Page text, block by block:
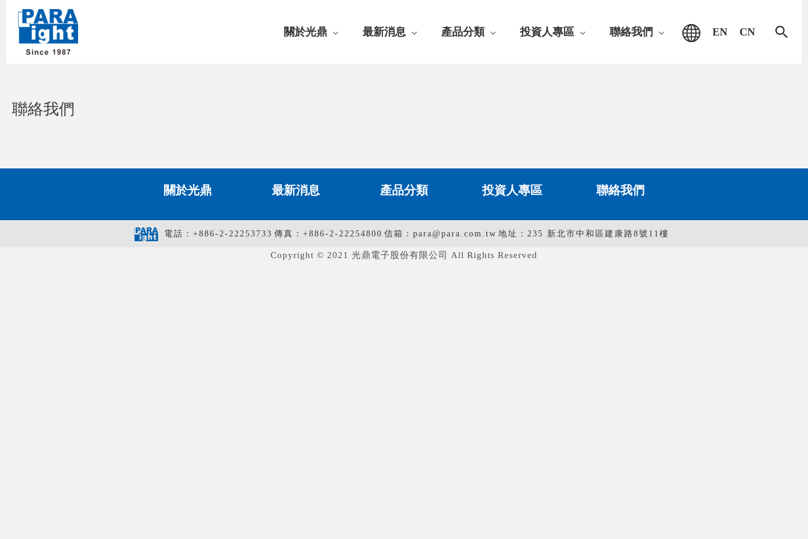
關於光鼎 最新消息 產品分類 投資人專區 聯絡我們 EN CN
搜
聯絡我們
關於光鼎 最新消息 產品分類 投資人專區 聯絡我們
電話：+886-2-22253733 傳真：+886-2-22254800 信箱：para@para.com.tw 地址：235 新北市中和區建康路8號11樓
Copyright © 2021 光鼎電子股份有限公司 All Rights Reserved